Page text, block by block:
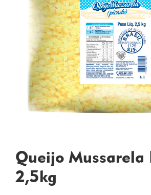
Queijo Mussarela
2,5kg